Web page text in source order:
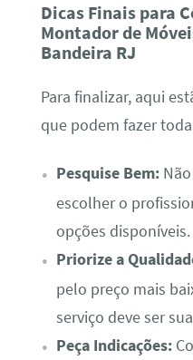
Dicas Finais para
Montador de
Bandeira RJ
Para finalizar, aqui
que podem fazer
Pesquise Bem:Não
escolher o
opções disponíveis.
Priorize a
pelo preço mais
serviço deve ser
Peça Indicações: